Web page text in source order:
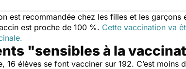
est recommandée chez les filles et les
est proche de 100 %. Cette vaccination va
"sensibles à la
16 élèves se font vacciner sur 192. C’est